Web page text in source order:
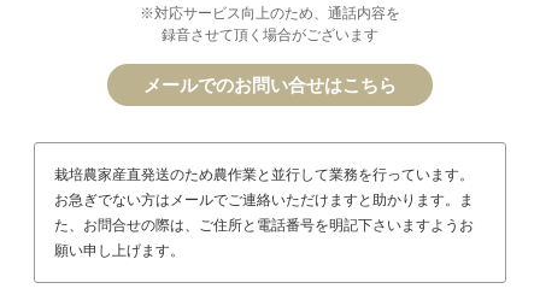
※対応サービス向上のため、通話内容を
録音させて頂く場合がございます
メールでのお問い合せはこちら
栽培農家産直発送のため農作業と並行して業務を行っています。
お急ぎでない方はメールでご連絡いただけますと助かります。ま
た、お問合せの際は、ご住所と電話番号を明記下さいますようお
願い申し上げます。